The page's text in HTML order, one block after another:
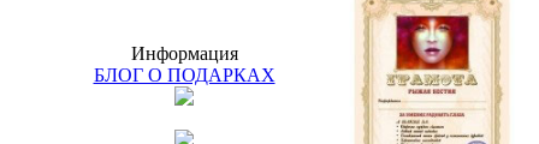
Информация
БЛОГ О ПОДАРКАХ